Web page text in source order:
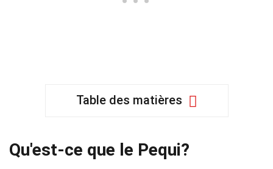
Table des matières
Qu'est-ce que le Pequi?